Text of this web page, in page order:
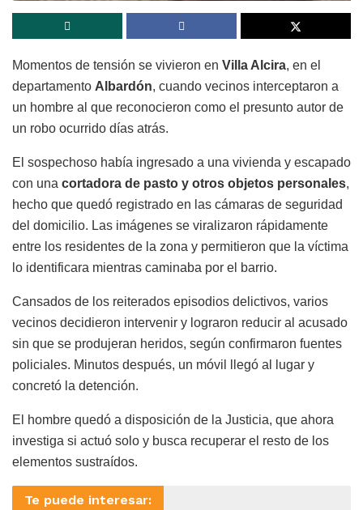
Momentos de tensión se vivieron en Villa Alcira, en el
departamento Albardón, cuando vecinos interceptaron a
un hombre al que reconocieron como el presunto autor de
un robo ocurrido días atrás.
El sospechoso había ingresado a una vivienda y escapado
con una cortadora de pasto y otros objetos personales,
hecho que quedó registrado en las cámaras de seguridad
del domicilio. Las imágenes se viralizaron rápidamente
entre los residentes de la zona y permitieron que la víctima
lo identificara mientras caminaba por el barrio.
Cansados de los reiterados episodios delictivos, varios
vecinos decidieron intervenir y lograron reducir al acusado
sin que se produjeran heridos, según confirmaron fuentes
policiales. Minutos después, un móvil llegó al lugar y
concretó la detención.
El hombre quedó a disposición de la Justicia, que ahora
investiga si actuó solo y busca recuperar el resto de los
elementos sustraídos.
Te puede interesar: